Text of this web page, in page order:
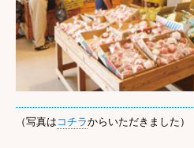
（写真はコチラからいただきました）